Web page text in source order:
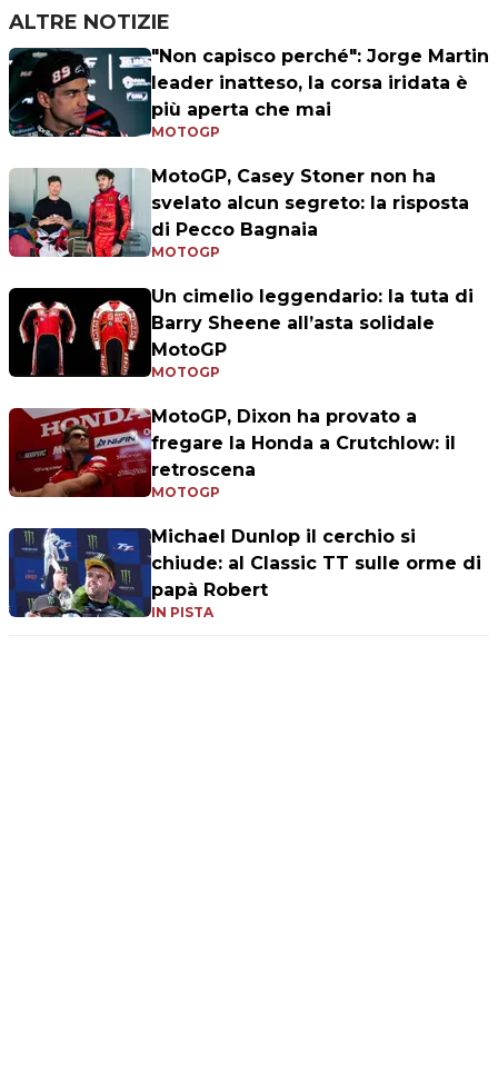
ALTRE NOTIZIE
"Non capisco perché": Jorge Martin
leader inatteso, la corsa iridata è
più aperta che mai
MOTOGP
MotoGP, Casey Stoner non ha
svelato alcun segreto: la risposta
di Pecco Bagnaia
MOTOGP
Un cimelio leggendario: la tuta di
Barry Sheene all’asta solidale
MotoGP
MOTOGP
MotoGP, Dixon ha provato a
fregare la Honda a Crutchlow: il
retroscena
MOTOGP
Michael Dunlop il cerchio si
chiude: al Classic TT sulle orme di
papà Robert
IN PISTA